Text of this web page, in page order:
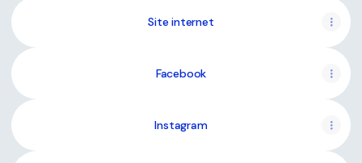
Site internet
Facebook
Instagram